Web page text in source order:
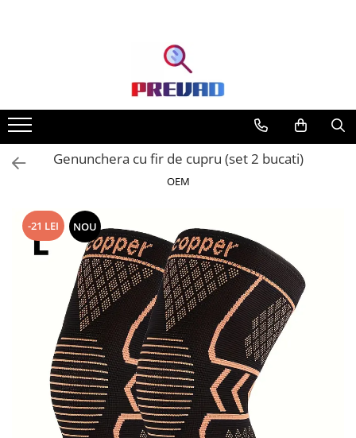
Genunchera cu fir de cupru (set 2 bucati)
OEM
-21 LEI NOU